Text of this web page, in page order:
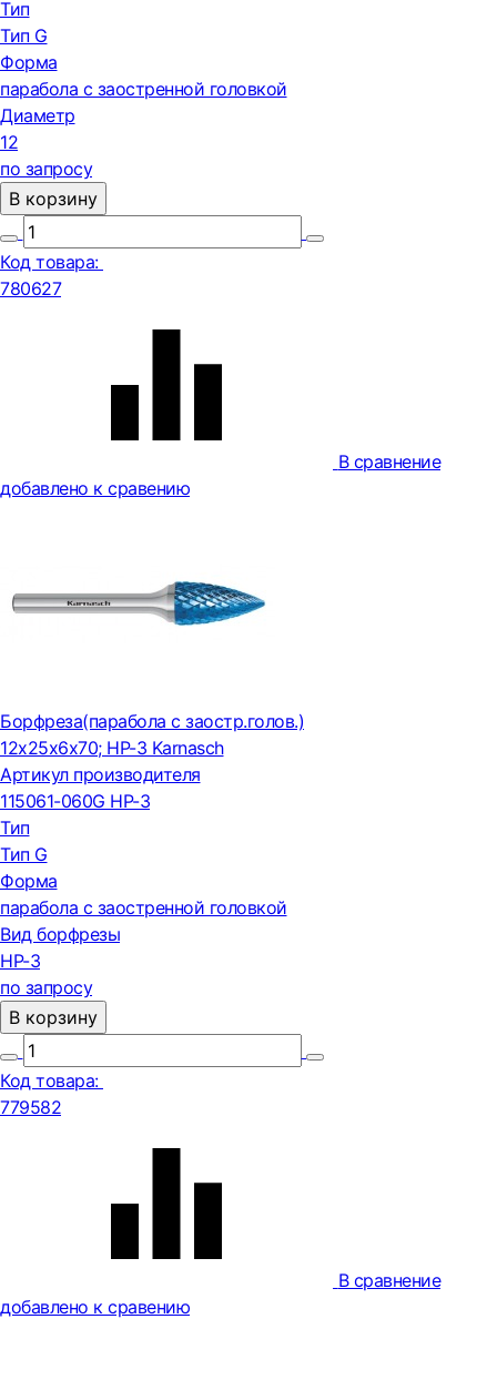
Тип
Тип G
Форма
парабола с заостренной головкой
Диаметр
12
по запросу
В корзину
Код товара:
780627
В сравнение
добавлено к сравению
Борфреза(парабола с заостр.голов.)
12x25x6x70; HP-3 Karnasch
Артикул производителя
115061-060G HP-3
Тип
Тип G
Форма
парабола с заостренной головкой
Вид борфрезы
HP-3
по запросу
В корзину
Код товара:
779582
В сравнение
добавлено к сравению